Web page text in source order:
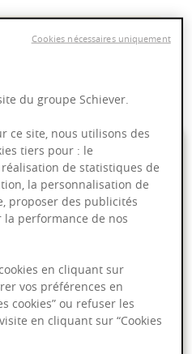
€
52,00 €/ L
au panier
vente
du groupe Schiever.
ce site, nous utilisons des
tiers pour : le
de statistiques de
la personnalisation de
proposer des publicités
performance de nos
en cliquant sur
vos préférences en
cookies” ou refuser les
en cliquant sur “Cookies
Cookies nécessaires uniquement